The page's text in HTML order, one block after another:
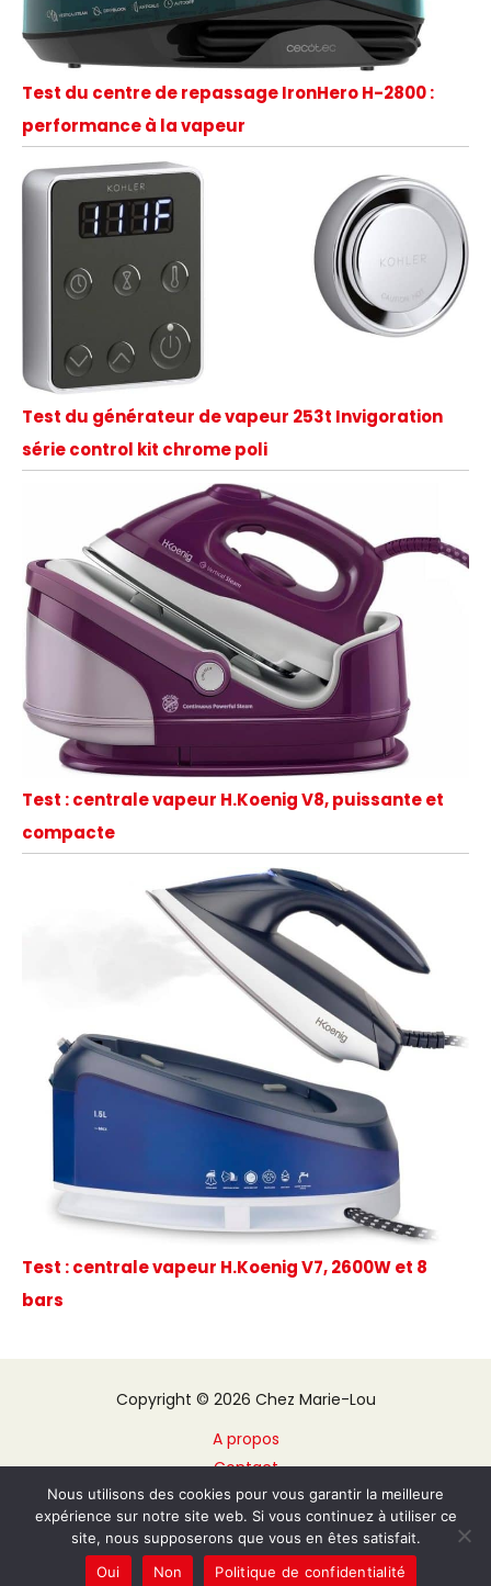
Test du centre de repassage IronHero H-2800 :
performance à la vapeur
Test du générateur de vapeur 253t Invigoration
série control kit chrome poli
Test : centrale vapeur H.Koenig V8, puissante et
compacte
Test : centrale vapeur H.Koenig V7, 2600W et 8
bars
Copyright © 2026 Chez Marie-Lou
A propos
Contact
Plan du site
Mentions légales
Politique de confidentialité
Nous utilisons des cookies pour vous garantir la meilleure
expérience sur notre site web. Si vous continuez à utiliser ce
site, nous supposerons que vous en êtes satisfait.
Oui
Non Politique de confidentialité